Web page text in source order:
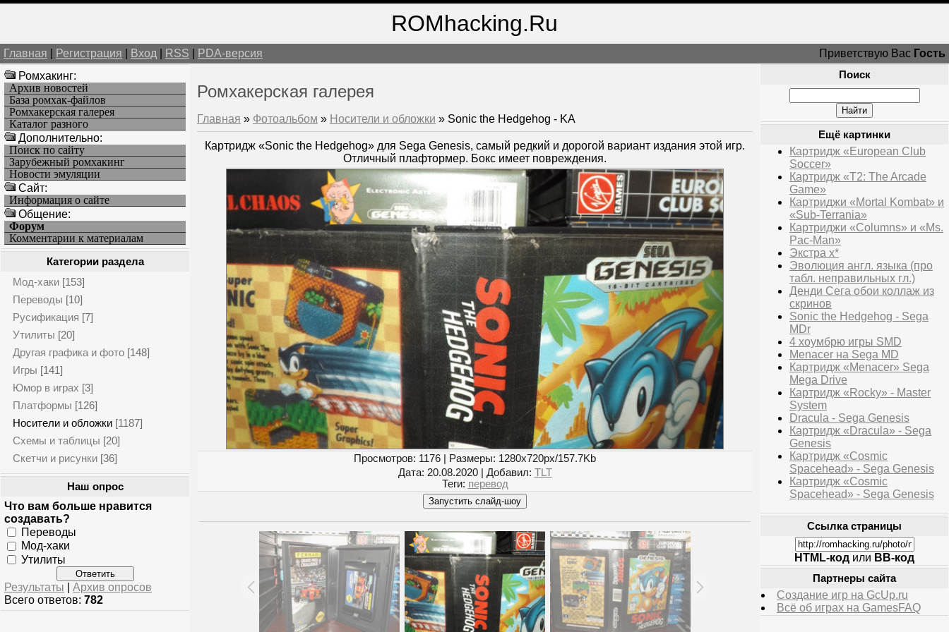
ROMhacking.Ru
Главная Регистрация Вход RSS PDA-версия Приветствую Вас Гость
Ромхакинг:
Архив новостей
База ромхак-файлов
Ромхакерская галерея
Каталог разного
Дополнительно:
Поиск по сайту
Зарубежный ромхакинг
Новости эмуляции
Cайт:
Информация о сайте
Общение:
Форум
Комментарии к материалам
Категории раздела
Мод-хаки [153]
Переводы [10]
Русификация [7]
Утилиты [20]
Другая графика и фото [148]
Игры [141]
Юмор в играх [3]
Платформы [126]
Носители и обложки [1187]
Схемы и таблицы [20]
Скетчи и рисунки [36]
Наш опрос
Что вам больше нравится
создавать?
Переводы
Мод-хаки
Утилиты
Результаты
Архив опросов
Всего ответов: 782
Ромхакерская галерея
Главная » Фотоальбом » Носители и обложки » Sonic the Hedgehog - KA
Картридж «Sonic the Hedgehog» для Sega Genesis, самый редкий и дорогой вариант издания этой игр.
Отличный плафтормер. Бокс имеет повреждения.
Просмотров: 1176 | Размеры: 1280x720px/157.7Kb
Дата: 20.08.2020 | Добавил: TLT
Теги: перевод
Поиск
Ещё картинки
Картридж «European Club
Soccer»
Картридж «T2: The Arcade
Game»
Картриджи «Mortal Kombat» и
«Sub-Terrania»
Картриджи «Columns» и «Ms.
Pac-Man»
Экстра х*
Эволюция англ. языка (про
табл. неправильных гл.)
Денди Сега обои коллаж из
скринов
Sonic the Hedgehog - Sega
MDr
4 хоумбрю игры SMD
Menacer на Sega MD
Картридж «Menacer» Sega
Mega Drive
Картридж «Rocky» - Master
System
Dracula - Sega Genesis
Картридж «Dracula» - Sega
Genesis
Картридж «Cosmic
Spacehead» - Sega Genesis
Картридж «Cosmic
Spacehead» - Sega Genesis
Ссылка страницы
HTML-код или BB-код
Партнеры сайта
Создание игр на GcUp.ru
Всё об играх на GamesFAQ